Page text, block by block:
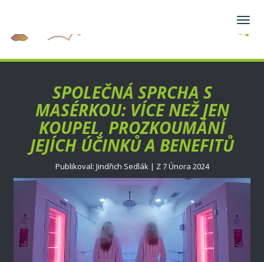
SPOLEČNÁ SPRCHA S
MASÉRKOU: VÍCE NEŽ JEN
KOUPEL, PROZKOUMÁNÍ
JEJÍCH ÚČINKŮ A BENEFITŮ
Publikoval: Jindřich Sedlák | Z 7 Února 2024